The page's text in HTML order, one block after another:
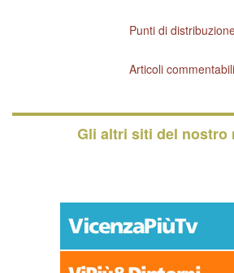
Punti di
Articoli commentabili
Gli altri siti del nostro